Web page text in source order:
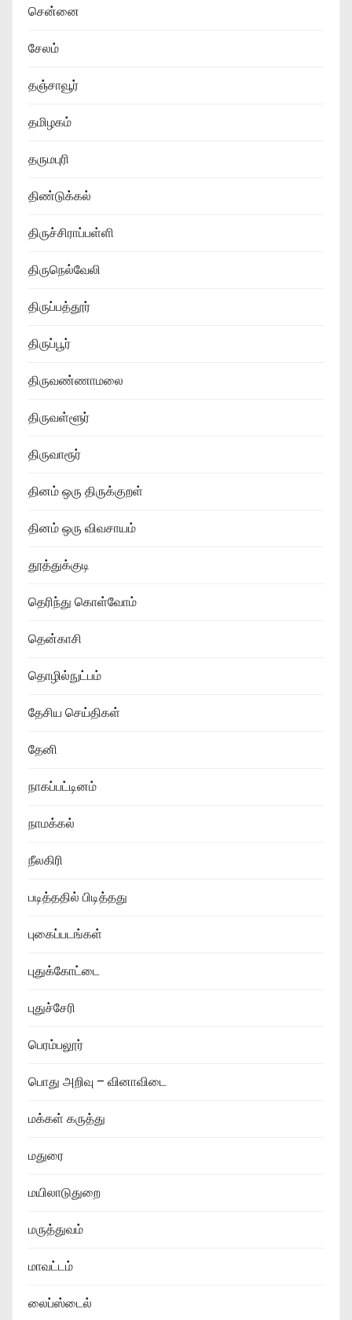
சென்னை
சேலம்
தஞ்சாவூர்
தமிழகம்
தருமபுரி
திண்டுக்கல்
திருச்சிராப்பள்ளி
திருநெல்வேலி
திருப்பத்தூர்
திருப்பூர்
திருவண்ணாமலை
திருவள்ளூர்
திருவாரூர்
தினம் ஒரு திருக்குறள்
தினம் ஒரு விவசாயம்
தூத்துக்குடி
தெரிந்து கொள்வோம்
தென்காசி
தொழில்நுட்பம்
தேசிய செய்திகள்
தேனி
நாகப்பட்டினம்
நாமக்கல்
நீலகிரி
படித்ததில் பிடித்தது
புகைப்படங்கள்
புதுக்கோட்டை
புதுச்சேரி
பெரம்பலூர்
பொது அறிவு – வினாவிடை
மக்கள் கருத்து
மதுரை
மயிலாடுதுறை
மருத்துவம்
மாவட்டம்
லைப்ஸ்டைல்